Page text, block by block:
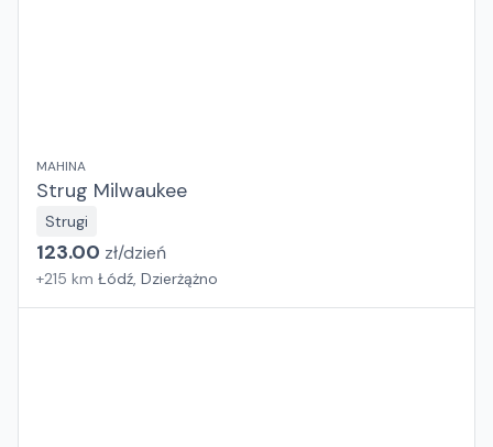
MAHINA
Strug Milwaukee
Strugi
123.00 zł/dzień
+215 km Łódź, Dzierżążno